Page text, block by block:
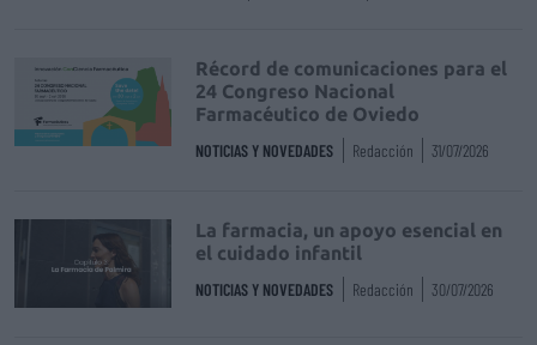
Récord de comunicaciones para el
24 Congreso Nacional
Farmacéutico de Oviedo
NOTICIAS Y NOVEDADES Redacción 31/07/2026
La farmacia, un apoyo esencial en
el cuidado infantil
NOTICIAS Y NOVEDADES Redacción 30/07/2026